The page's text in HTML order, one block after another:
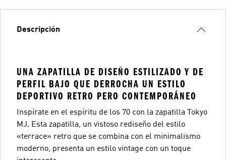
Descripción
UNA ZAPATILLA DE DISEÑO ESTILIZADO Y DE
PERFIL BAJO QUE DERROCHA UN ESTILO
DEPORTIVO RETRO PERO CONTEMPORÁNEO
Inspírate en el espíritu de los 70 con la zapatilla Tokyo
MJ. Esta zapatilla, un vistoso rediseño del estilo
«terrace» retro que se combina con el minimalismo
moderno, presenta un estilo vintage con un toque